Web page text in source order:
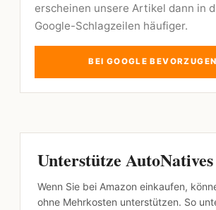
erscheinen unsere Artikel dann in
Google-Schlagzeilen häufiger.
BEI GOOGLE BEVORZUGEN
Unterstütze AutoNatives
Wenn Sie bei Amazon einkaufen,
ohne Mehrkosten unterstützen. So